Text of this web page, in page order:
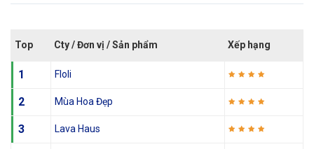
Top Cty / Đơn vị / Sản phẩm Xếp hạng
1 Floli
2 Mùa Hoa Đẹp
3 Lava Haus